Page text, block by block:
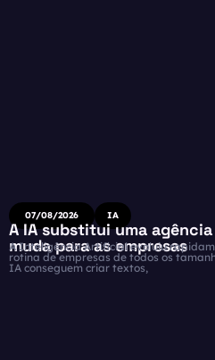
07/08/2026 IA
A IA substitui uma
muda para as empresas
A Inteligência Artificial evoluiu
rotina de empresas de todos os
IA conseguem criar textos,